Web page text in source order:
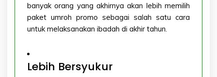
banyak orang yang akhirnya akan lebih memilih
paket umroh promo sebagai salah satu cara
untuk melaksanakan ibadah di akhir tahun.
Lebih Bersyukur